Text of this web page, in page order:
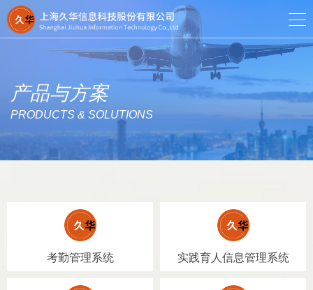
产品与方案
PRODUCTS & SOLUTIONS
考勤管理系统 实践育人信息管理系统